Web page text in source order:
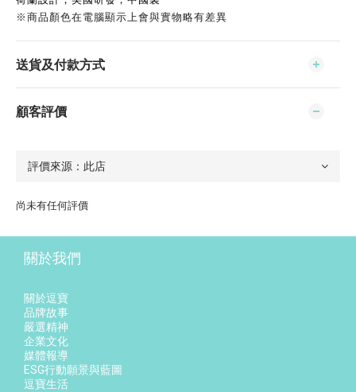
※商品顏色在電腦顯示上會與實物略有差異
送貨及付款方式
顧客評價
尚未有任何評價
關於我們
關於逗寶
品牌故事
嚴選精神
企業文化
媒體報導
ESG行動願景與藍圖
逗寶生活